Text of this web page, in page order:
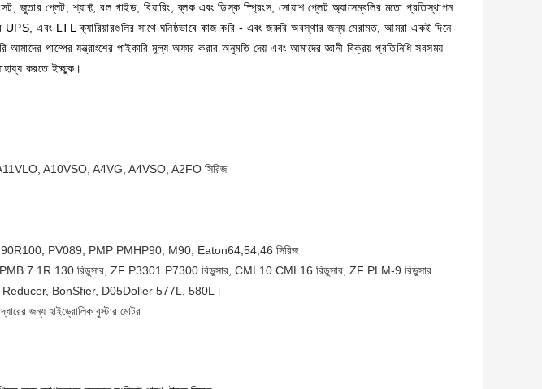
জুতার প্লেট, শ্যাফ্ট, বল গাইড, বিয়ারিং, ব্লক এবং ডিস্ক স্প্রিংস, সোয়াশ প্লেট অ্যাসেম্বলির মতো প্রতিস্থাপন
UPS, এবং LTL ক্যারিয়ারগুলির সাথে ঘনিষ্ঠভাবে কাজ করি - এবং জরুরি অবস্থার জন্য মেরামত, আমরা একই দিনে
আমাদের পাম্পের যন্ত্রাংশের পাইকারি মূল্য অফার করার অনুমতি দেয় এবং আমাদের জ্ঞানী বিক্রয় প্রতিনিধি সবসময়
করতে ইচ্ছুক।
A10VSO, A4VG, A4VSO, A2FO সিরিজ
PV089, PMP PMHP90, M90, Eaton64,54,46 সিরিজ
PMB 7.1R 130 রিডুসার, ZF P3301 P7300 রিডুসার, CML10 CML16 রিডুসার, ZF PLM-9 রিডুসার
Reducer, BonSfier, D05Dolier 577L, 580L।
জন্য হাইড্রোলিক বুস্টার মোটর